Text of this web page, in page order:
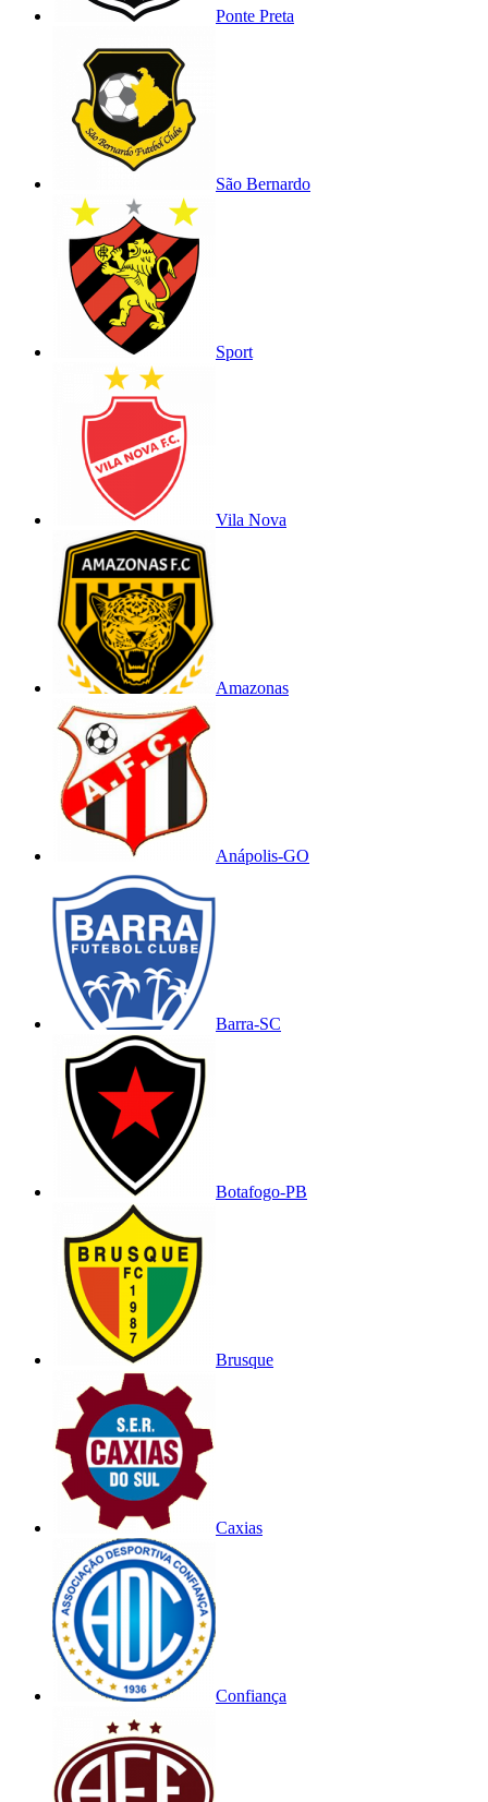
Ponte Preta
São Bernardo
Sport
Vila Nova
Amazonas
Anápolis-GO
Barra-SC
Botafogo-PB
Brusque
Caxias
Confiança